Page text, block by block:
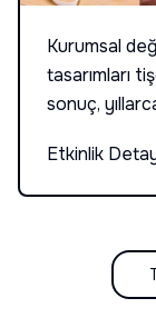
Kurumsal
tasarımları
sonuç,
uyguladı.
Etkinlik